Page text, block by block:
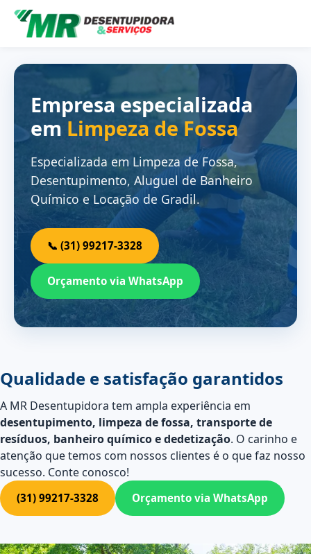
Empresa especializada
em Limpeza de Fossa
Especializada em Limpeza de Fossa,
Desentupimento, Aluguel de Banheiro
Químico e Locação de Gradil.
📞 (31) 99217-3328
Orçamento via WhatsApp
Qualidade e satisfação garantidos
A MR Desentupidora tem ampla experiência em
desentupimento, limpeza de fossa, transporte de
resíduos, banheiro químico e dedetização. O carinho e
atenção que temos com nossos clientes é o que faz nosso
sucesso. Conte conosco!
(31) 99217-3328 Orçamento via WhatsApp